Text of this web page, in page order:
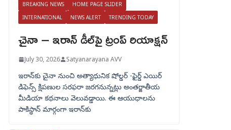
BREAKING NEWS
HOME PAGE SLIDER
INTERNATIONAL
NEWS ALERT TRENDING TODAY
చైనా – ఇరాన్ డీల్‌పై ట్రంప్ రియాక్షన్
July 30, 2026 Satyanarayana AVV
ఇరాన్‌కు చైనా నుంచి అత్యాధునిక షోల్డర్‌ -ఫైర్డ్ ఎయిర్
డిఫెన్స్ క్షిపణుల సరఫరా జరగనున్నట్లు అంతర్జాతీయ
మీడియా కథనాలు వెలువడ్డాయి. ఈ ఆయుధాలను
పాకిస్థాన్‌ మార్గంగా ఇరాన్‌కు